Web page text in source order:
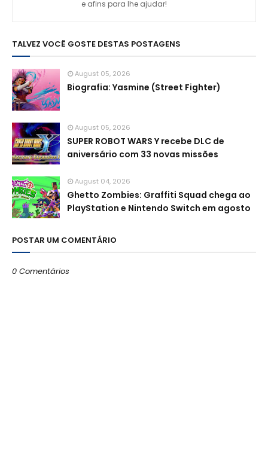
e afins para lhe ajudar!
TALVEZ VOCÊ GOSTE DESTAS POSTAGENS
August 05, 2026
Biografia: Yasmine (Street Fighter)
August 05, 2026
SUPER ROBOT WARS Y recebe DLC de
aniversário com 33 novas missões
August 04, 2026
Ghetto Zombies: Graffiti Squad chega ao
PlayStation e Nintendo Switch em agosto
POSTAR UM COMENTÁRIO
0 Comentários